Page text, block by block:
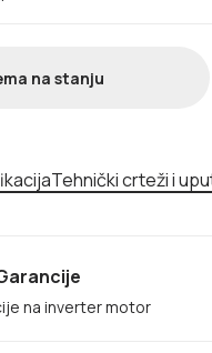
na stanju
Tehnički crteži i
na inverter motor